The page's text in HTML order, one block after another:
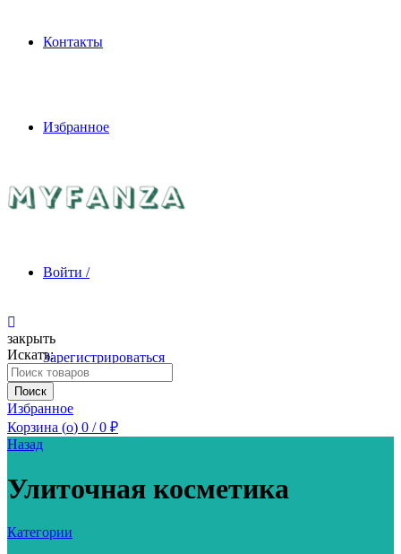
Контакты
Избранное
Войти /
Зарегистрироваться
закрыть
Искать:
Поиск
Избранное
Корзина (o) 0 / 0 ₽
Назад
Улиточная косметика
Категории